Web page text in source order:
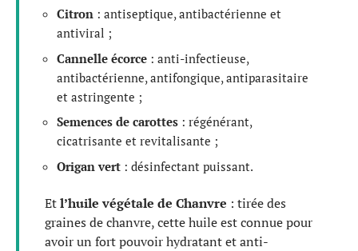
Citron : antiseptique, antibactérienne et
antiviral ;
Cannelle écorce : anti-infectieuse,
antibactérienne, antifongique, antiparasitaire
et astringente ;
Semences de carottes : régénérant,
cicatrisante et revitalisante ;
Origan vert : désinfectant puissant.
Etl’huile végétale de Chanvre : tirée des
graines de chanvre, cette huile est connue pour
avoir un fort pouvoir hydratant et anti-